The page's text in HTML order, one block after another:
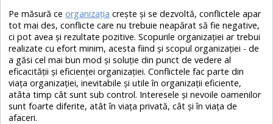
Pe măsură ceorganizația crește și se dezvoltă, conflictele apar
tot mai des, conflicte care nu trebuie neapărat să fie negative,
ci pot avea și rezultate pozitive. Scopurile organizației ar trebui
realizate cu efort minim, acesta fiind și scopul organizației - de
a găsi cel mai bun mod și soluție din punct de vedere al
eficacității și eficienței organizației. Conflictele fac parte din
viața organizației, inevitabile și utile în organizații eficiente,
atâta timp cât sunt sub control. Interesele și nevoile oamenilor
sunt foarte diferite, atât în viața privată, cât și în viața de
afaceri.